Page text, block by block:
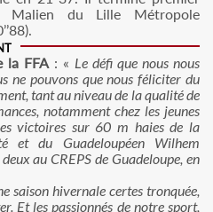
Malien du Lille Métropole
la FFA : « Le défi que nous nous
ne pouvons que nous féliciter du
tant au niveau de la qualité de
notamment chez les jeunes
victoires sur 60 m haies de la
et du Guadeloupéen Wilhem
au CREPS de Guadeloupe, en
saison hivernale certes tronquée,
Et les passionnés de notre sport,